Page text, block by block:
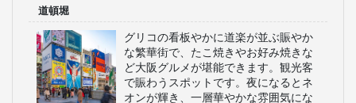
道頓堀
グリコの看板やかに道楽が並ぶ賑やか
な繁華街で、たこ焼きやお好み焼きな
ど大阪グルメが堪能できます。観光客
で賑わうスポットです。夜になるとネ
オンが輝き、一層華やかな雰囲気にな